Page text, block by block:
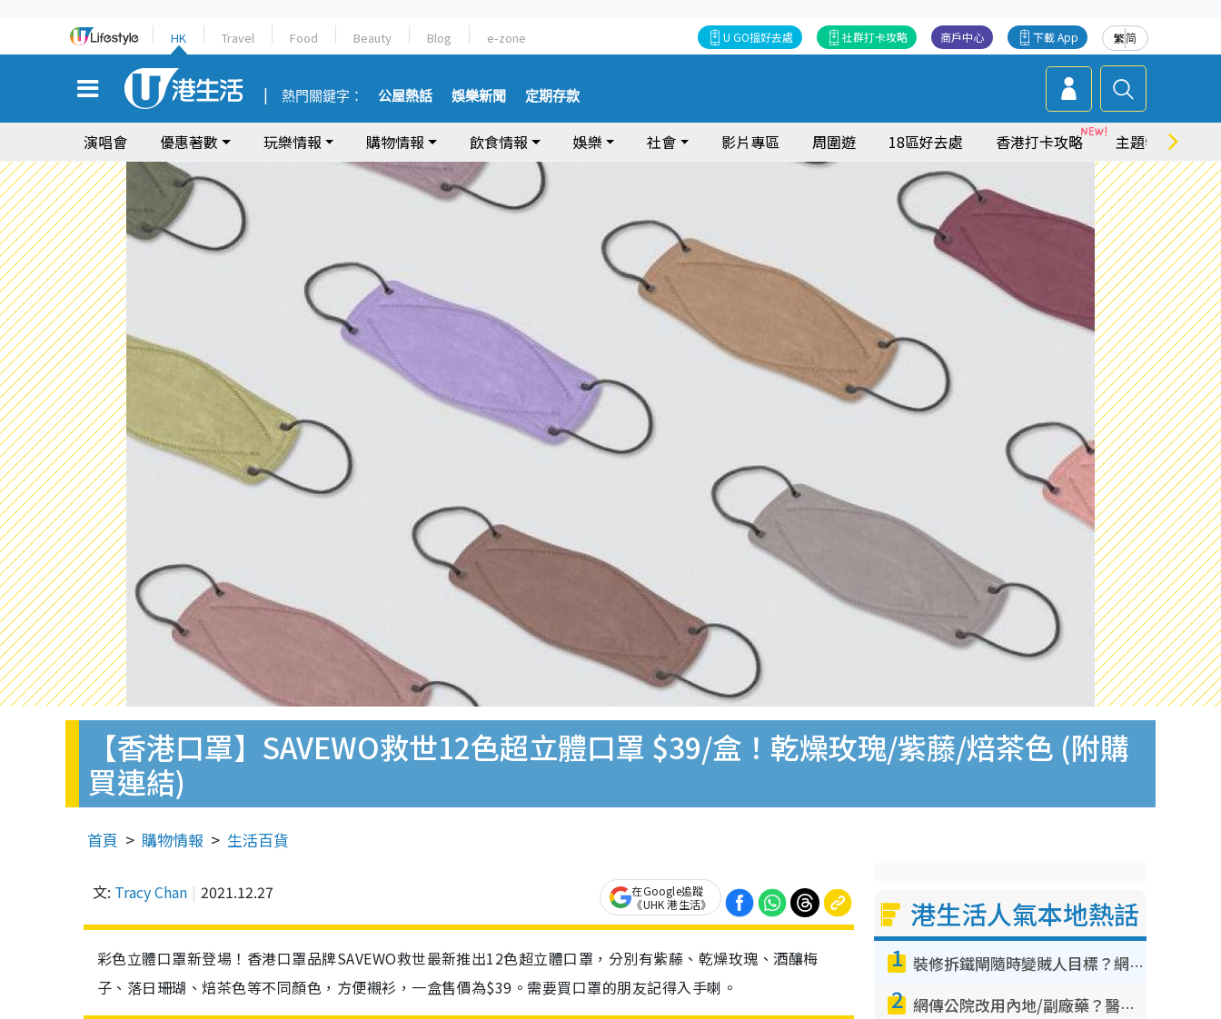
HK Travel Food Beauty Blog e-zone 繁简
下載 App
商戶中心
社群打卡攻略
U GO搵好去處
熱門關鍵字： 公屋熱話 娛樂新聞 定期存款
演唱會 優惠著數 玩樂情報 購物情報 飲食情報 娛樂 社會 影片專區 周圍遊 18區好去處 香港打卡攻略 主題特集
【香港口罩】SAVEWO救世12色超立體口罩 $39/盒！乾燥玫瑰/紫藤/焙茶色 (附購
買連結)
首頁 購物情報 生活百貨
文: Tracy Chan 2021.12.27
在Google追蹤
《UHK 港生活》
彩色立體口罩新登場！香港口罩品牌SAVEWO救世最新推出12色超立體口罩，分別有紫藤、乾燥玫瑰、酒釀梅
子、落日珊瑚、焙茶色等不同顏色，方便襯衫，一盒售價為$39。需要買口罩的朋友記得入手喇。
港生活人氣本地熱話
1 裝修拆鐵閘隨時變賊人目標？網民揭2大關鍵用途：裝新式等於白裝？附新舊鐵閘分別
2 網傳公院改用內地/副廠藥？醫生拆解正副廠分別 揭4類人換藥隨時出事